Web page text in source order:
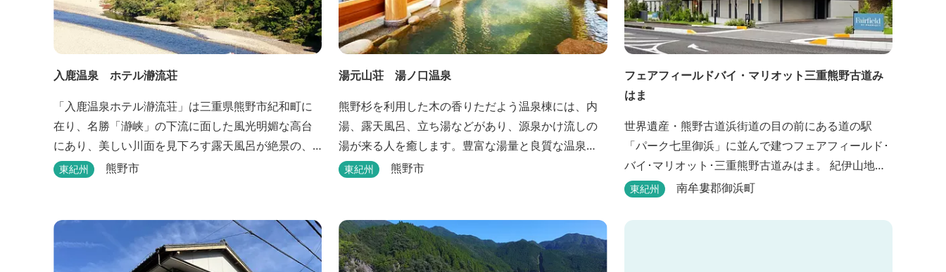
入鹿温泉 ホテル瀞流荘
「入鹿温泉ホテル瀞流荘」は三重県熊野市紀和町に
在り、名勝「瀞峡」の下流に面した風光明媚な高台
にあり、美しい川面を見下ろす露天風呂が絶景の、
静かにゆっくりとお過ごしいただくことができる温
（熊野三山）、玉置神社が近くに点在し、和歌山・
奈良の遺産や名所からも近いことから観光アクセス
には大変便利な立地と...
東紀州 熊野市
湯元山荘 湯ノ口温泉
熊野杉を利用した木の香りただよう温泉棟には、内
湯、露天風呂、立ち湯などがあり、源泉かけ流しの
湯が来る人を癒します。豊富な湯量と良質な温泉
で、日帰り入浴はもちろん、バンガローやロッジな
東紀州 熊野市
フェアフィールドバイ・マリオット三重熊野古道み
はま
世界遺産・熊野古道浜街道の目の前にある道の駅
「パーク七里御浜」に並んで建つフェアフィールド･
バイ･マリオット･三重熊野古道みはま。 紀伊山地を
背に雄大な熊野灘を望み、渚百選に選ばれた七里御
て暖かで過ごしやすく、季節を通じて穫れる数々の
東紀州 南牟婁郡御浜町